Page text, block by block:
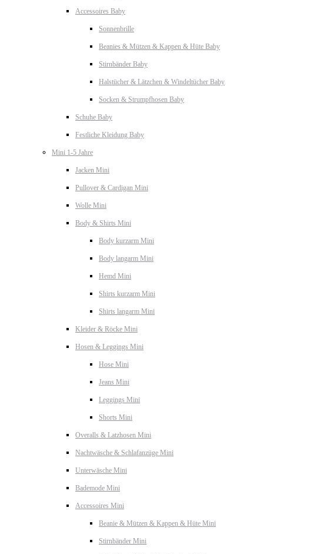
Accessoires Baby
Sonnenbrille
Beanies & Mützen & Kappen & Hüte Baby
Stirnbänder Baby
Halstücher & Lätzchen & Windeltücher Baby
Socken & Strumpfhosen Baby
Schuhe Baby
Festliche Kleidung Baby
Mini 1-5 Jahre
Jacken Mini
Pullover & Cardigan Mini
Wolle Mini
Body & Shirts Mini
Body kurzarm Mini
Body langarm Mini
Hemd Mini
Shirts kurzarm Mini
Shirts langarm Mini
Kleider & Röcke Mini
Hosen & Leggings Mini
Hose Mini
Jeans Mini
Leggings Mini
Shorts Mini
Overalls & Latzhosen Mini
Nachtwäsche & Schlafanzüge Mini
Unterwäsche Mini
Bademode Mini
Accessoires Mini
Beanie & Mützen & Kappen & Hüte Mini
Stirnbänder Mini